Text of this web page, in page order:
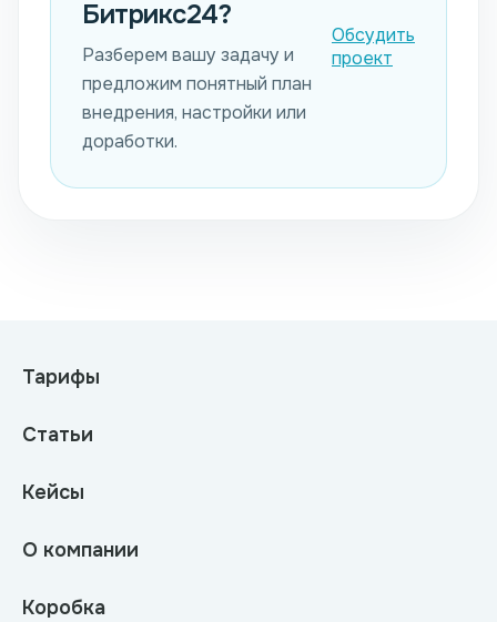
Битрикс24?
Разберем вашу задачу и
предложим понятный план
внедрения, настройки или
доработки.
Обсудить
проект
Тарифы
Статьи
Кейсы
О компании
Коробка